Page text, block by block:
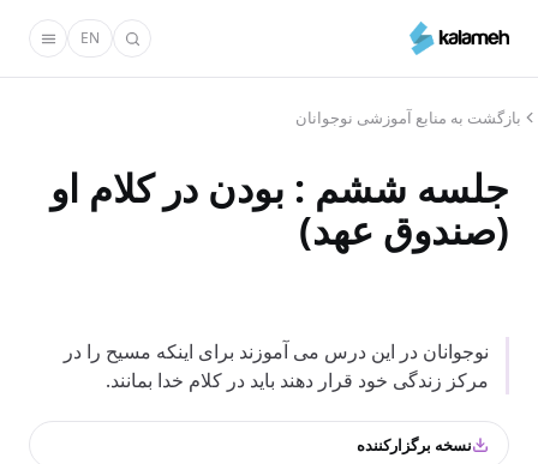
محتوای
EN
بازگشت به منابع آموزشی نوجوانان
جلسه ششم : بودن در کلام او
(صندوق عهد)
نوجوانان در این درس می آموزند برای اینکه مسیح را در
مرکز زندگی خود قرار دهند باید در کلام خدا بمانند.
نسخه برگزارکننده